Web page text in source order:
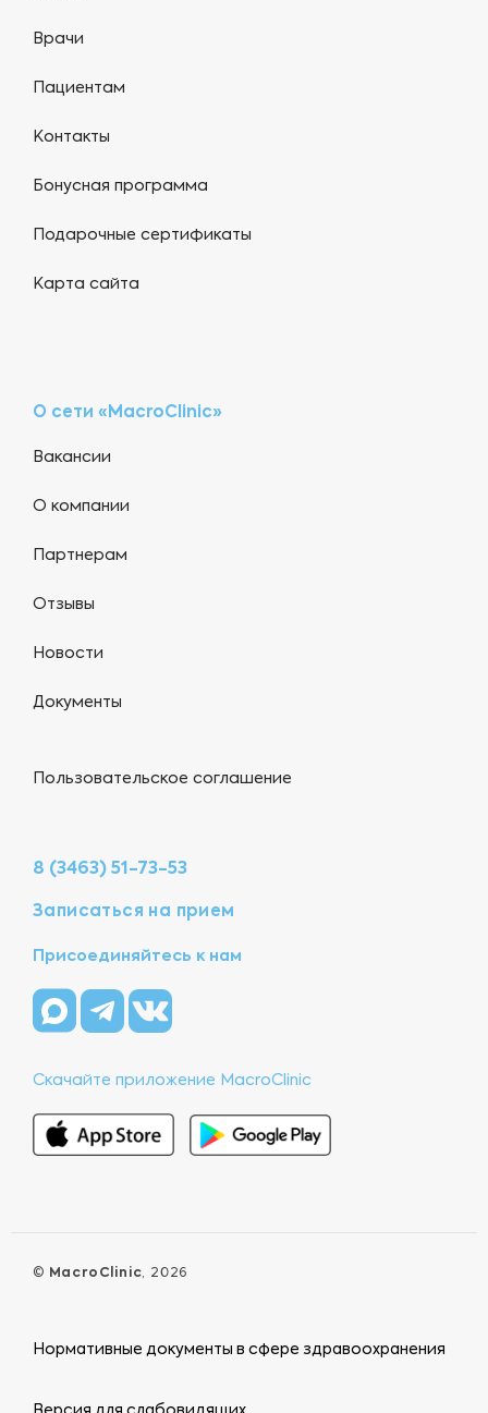
Врачи
Пациентам
Контакты
Бонусная программа
Подарочные сертификаты
Карта сайта
О сети «MacroClinic»
Вакансии
О компании
Партнерам
Отзывы
Новости
Документы
Пользовательское соглашение
8 (3463) 51-73-53
Записаться на прием
Присоединяйтесь к нам
Скачайте приложение MacroClinic
© MacroClinic, 2026
Нормативные документы в сфере здравоохранения